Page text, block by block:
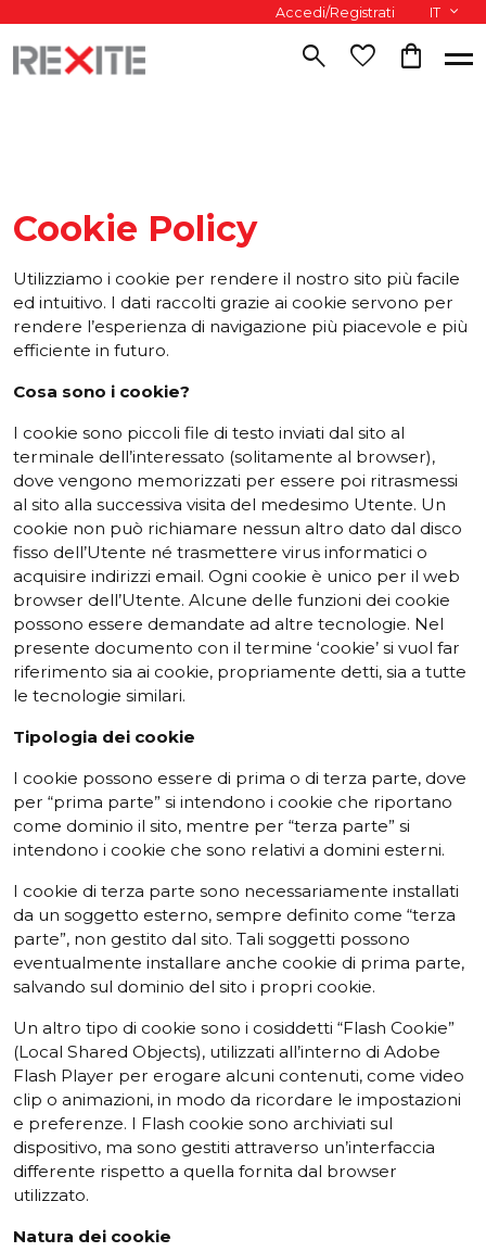
Accedi/Registrati IT
search favorite shopping_bag
Cookie Policy
Utilizziamo i cookie per rendere il nostro sito più facile
ed intuitivo. I dati raccolti grazie ai cookie servono per
rendere l’esperienza di navigazione più piacevole e più
efficiente in futuro.
Cosa sono i cookie?
I cookie sono piccoli file di testo inviati dal sito al
terminale dell’interessato (solitamente al browser),
dove vengono memorizzati per essere poi ritrasmessi
al sito alla successiva visita del medesimo Utente. Un
cookie non può richiamare nessun altro dato dal disco
fisso dell’Utente né trasmettere virus informatici o
acquisire indirizzi email. Ogni cookie è unico per il web
browser dell’Utente. Alcune delle funzioni dei cookie
possono essere demandate ad altre tecnologie. Nel
presente documento con il termine ‘cookie’ si vuol far
riferimento sia ai cookie, propriamente detti, sia a tutte
le tecnologie similari.
Tipologia dei cookie
I cookie possono essere di prima o di terza parte, dove
per “prima parte” si intendono i cookie che riportano
come dominio il sito, mentre per “terza parte” si
intendono i cookie che sono relativi a domini esterni.
I cookie di terza parte sono necessariamente installati
da un soggetto esterno, sempre definito come “terza
parte”, non gestito dal sito. Tali soggetti possono
eventualmente installare anche cookie di prima parte,
salvando sul dominio del sito i propri cookie.
Un altro tipo di cookie sono i cosiddetti “Flash Cookie”
(Local Shared Objects), utilizzati all’interno di Adobe
Flash Player per erogare alcuni contenuti, come video
clip o animazioni, in modo da ricordare le impostazioni
e preferenze. I Flash cookie sono archiviati sul
dispositivo, ma sono gestiti attraverso un’interfaccia
differente rispetto a quella fornita dal browser
utilizzato.
Natura dei cookie